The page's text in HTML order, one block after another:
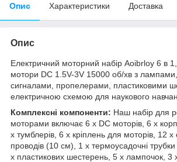
Опис Характеристики Доставка
Опис
Електричний моторний набір Aoibrloy 6 в
мотори DC 1.5V-3V 15000 об/хв з
сигналами, пропелерами, пластиковими
електричною схемою для наукового
Комплексні компоненти: Наш набір для
моторами включає 6 x DC моторів, 6 x
x тумблерів, 6 x кріплень для моторів, 12 x
проводів (10 см), 1 x термоусадочні
x пластикових шестерень, 5 x лампочок, 3